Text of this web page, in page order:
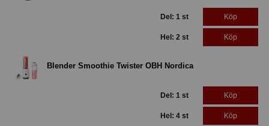
Del: 1 st Köp
Hel: 2 st Köp
Blender Smoothie Twister OBH Nordica
Del: 1 st Köp
Hel: 4 st Köp